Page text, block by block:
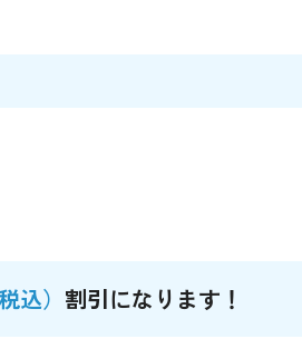
込） 割引になります！